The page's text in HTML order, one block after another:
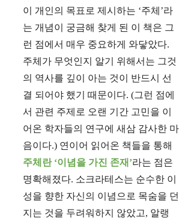
이 개인의 목표로 제시하는 ‘주체’라
는 개념이 궁금해 찾게 된 이 책은 그
런 점에서 매우 중요하게 와닿았다.
주체가 무엇인지 알기 위해서는 그것
의 역사를 깊이 아는 것이 반드시 선
결 되어야 했기 때문이다. (그런 점에
서 관련 주제로 오랜 기간 고민을 이
어온 학자들의 연구에 새삼 감사한 마
음이다.) 연이어 읽어온 책들을 통해
주체란 ‘이념을 가진 존재’라는 점은
명확해졌다. 소크라테스는 순수한 이
성을 향한 자신의 이념으로 목숨을 던
지는 것을 두려워하지 않았고, 알랭